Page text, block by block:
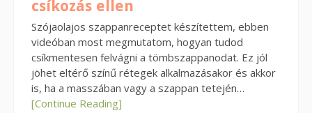
csíkozás ellen
Szójaolajos szappanreceptet készítettem, ebben
videóban most megmutatom, hogyan tudod
csíkmentesen felvágni a tömbszappanodat. Ez jól
jöhet eltérő színű rétegek alkalmazásakor és akkor
is, ha a masszában vagy a szappan tetején…
[Continue Reading]